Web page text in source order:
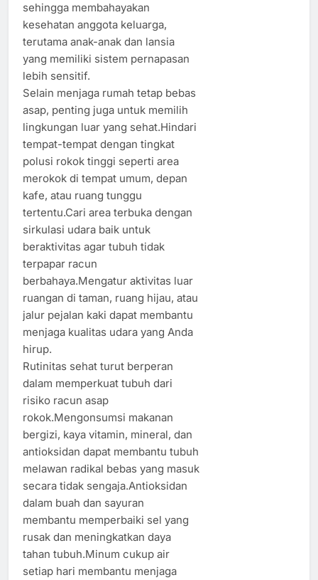
sehingga membahayakan
kesehatan anggota keluarga,
terutama anak-anak dan lansia
yang memiliki sistem pernapasan
lebih sensitif.
Selain menjaga rumah tetap bebas
asap, penting juga untuk memilih
lingkungan luar yang sehat.Hindari
tempat-tempat dengan tingkat
polusi rokok tinggi seperti area
merokok di tempat umum, depan
kafe, atau ruang tunggu
tertentu.Cari area terbuka dengan
sirkulasi udara baik untuk
beraktivitas agar tubuh tidak
terpapar racun
berbahaya.Mengatur aktivitas luar
ruangan di taman, ruang hijau, atau
jalur pejalan kaki dapat membantu
menjaga kualitas udara yang Anda
hirup.
Rutinitas sehat turut berperan
dalam memperkuat tubuh dari
risiko racun asap
rokok.Mengonsumsi makanan
bergizi, kaya vitamin, mineral, dan
antioksidan dapat membantu tubuh
melawan radikal bebas yang masuk
secara tidak sengaja.Antioksidan
dalam buah dan sayuran
membantu memperbaiki sel yang
rusak dan meningkatkan daya
tahan tubuh.Minum cukup air
setiap hari membantu menjaga